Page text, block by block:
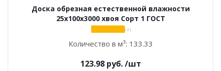
Доска обрезная естественной влажности
25х100х3000 хвоя Сорт 1 ГОСТ
( 2 )
Количество в м³: 133.33
123.98 руб./шт